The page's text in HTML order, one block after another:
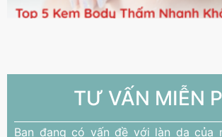
TƯ VẤN MIỄN
Bạn đang có vấn đề với làn da của